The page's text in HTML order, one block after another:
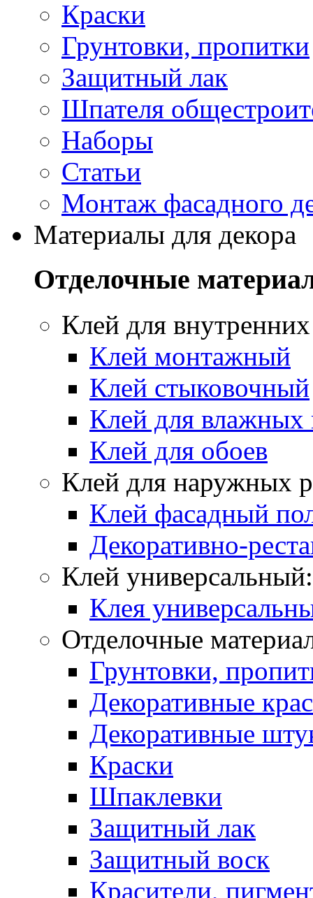
Краски
Грунтовки, пропитки
Защитный лак
Шпателя
Наборы
Статьи
Монтаж фасадного
Материалы для декора
Отделочные
Клей для
Клей монтажный
Клей стыковочный
Клей для
Клей для обоев
Клей для наружных
Клей фасадный
Декоративно-
Клей универсальный:
Клея
Отделочные
Грунтовки,
Декоративные
Декоративные
Краски
Шпаклевки
Защитный лак
Защитный воск
Красители,